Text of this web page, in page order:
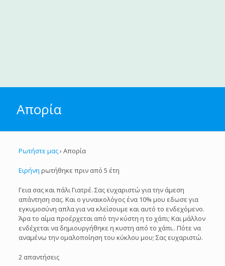
Απορία
Ρωτήστε μας› Απορία
Ειρήνη ρωτήθηκε πριν από 5 έτη
Γεια σας και πάλι Γιατρέ. Σας ευχαριστώ για την άμεση
απάντηση σας. Και ο γυναικολόγος ένα 10% μου εδωσε για
εγκυμοσύνη απλα για να κλείσουμε και αυτό το ενδεχόμενο.
Άρα το αίμα προέρχεται από την κύστη η το χάπι; Και μάλλον
ενδέχεται να δημιουργήθηκε η κυστη από το χάπι.. Πότε να
αναμένω την ομαλοποίηση του κύκλου μου; Σας ευχαριστώ.
2 απαντήσεις